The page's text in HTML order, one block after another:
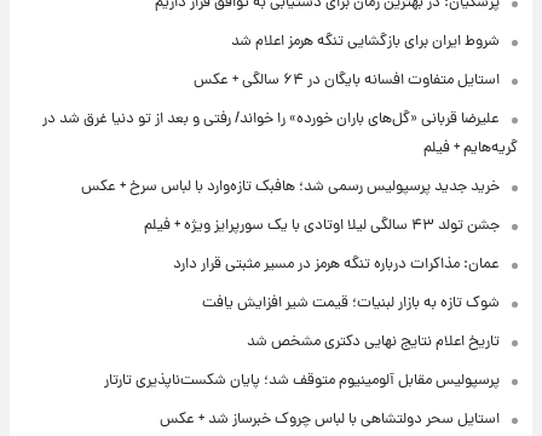
شروط ایران برای بازگشایی تنگه هرمز اعلام شد
استایل متفاوت افسانه بایگان در ۶۴ سالگی + عکس
علیرضا قربانی «گل‌های باران خورده» را خواند/ رفتی و بعد از تو دنیا غرق شد در
گریه‌هایم + فیلم
خرید جدید پرسپولیس رسمی شد؛ هافبک تازه‌وارد با لباس سرخ + عکس
جشن تولد ۴۳ سالگی لیلا اوتادی با یک سورپرایز ویژه + فیلم
عمان: مذاکرات درباره تنگه هرمز در مسیر مثبتی قرار دارد
شوک تازه به بازار لبنیات؛ قیمت شیر افزایش یافت
تاریخ اعلام نتایج نهایی دکتری مشخص شد
پرسپولیس مقابل آلومینیوم متوقف شد؛ پایان شکست‌ناپذیری تارتار
استایل سحر دولتشاهی با لباس چروک خبرساز شد + عکس